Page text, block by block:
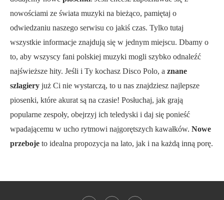
nowościami ze świata muzyki na bieżąco, pamiętaj o
odwiedzaniu naszego serwisu co jakiś czas. Tylko tutaj
wszystkie informacje znajdują się w jednym miejscu. Dbamy o
to, aby wszyscy fani polskiej muzyki mogli szybko odnaleźć
najświeższe hity. Jeśli i Ty kochasz Disco Polo, a znane
szlagiery już Ci nie wystarczą, to u nas znajdziesz najlepsze
piosenki, które akurat są na czasie! Posłuchaj, jak grają
popularne zespoły, obejrzyj ich teledyski i daj się ponieść
wpadającemu w ucho rytmowi najgorętszych kawałków. Nowe
przeboje to idealna propozycja na lato, jak i na każdą inną porę.